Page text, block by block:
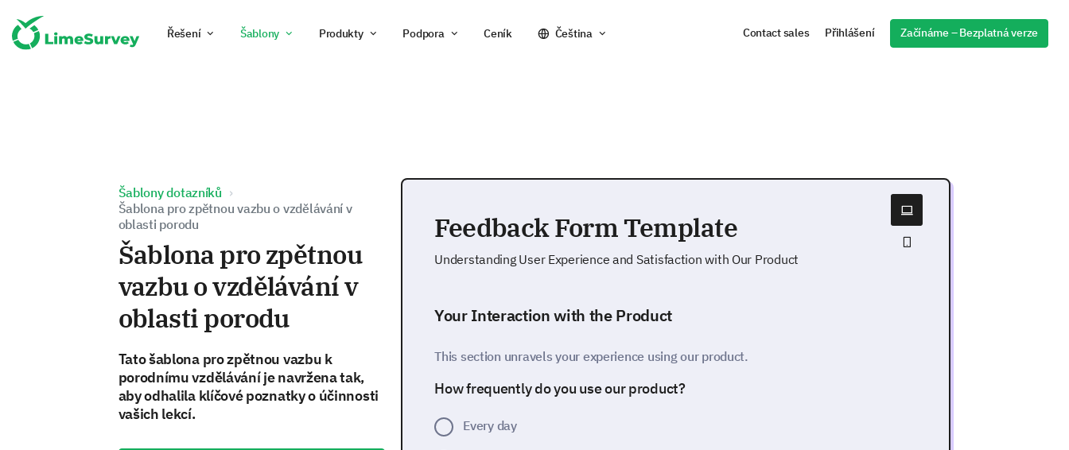
Řešení Šablony Produkty Podpora Ceník Čeština Contact sales Přihlášení Začínáme – Bezplatná verze
Šablony dotazníků
Šablona pro zpětnou vazbu o vzdělávání v
oblasti porodu
Šablona pro zpětnou
vazbu o vzdělávání v
oblasti porodu
Tato šablona pro zpětnou vazbu k
porodnímu vzdělávání je navržena tak,
aby odhalila klíčové poznatky o účinnosti
vašich lekcí.
Feedback Form Template
Understanding User Experience and Satisfaction with Our Product
Your Interaction with the Product
This section unravels your experience using our product.
How frequently do you use our product?
Every day